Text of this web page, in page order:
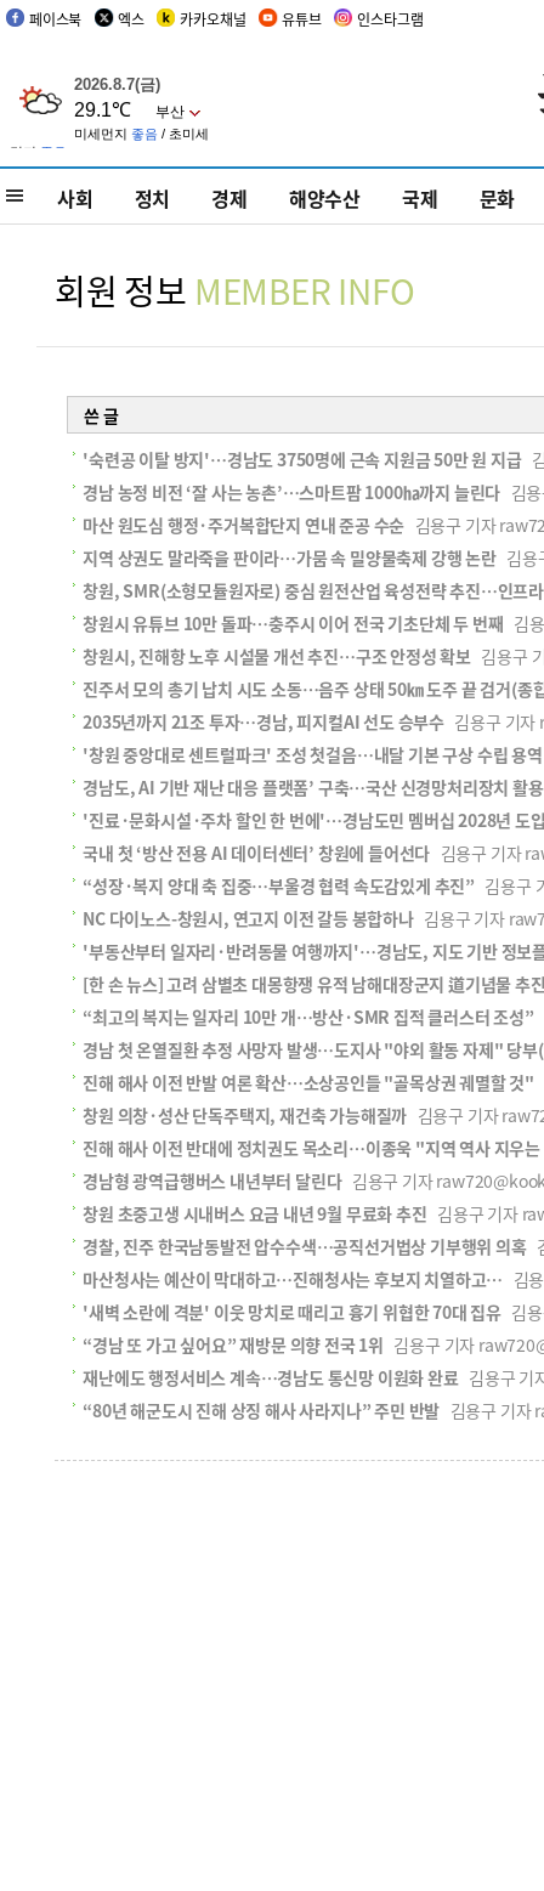
페이스북 엑스 카카오채널 유튜브 인스타그램
사회 정치 경제 해양수산 국제 문화
회원 정보 MEMBER INFO
쓴 글
'숙련공 이탈 방지'…경남도 3750명에 근속 지원금 50만 원 지급김
경남 농정 비전 ‘잘 사는 농촌’…스마트팜 1000㏊까지 늘린다 김
마산 원도심 행정·주거복합단지 연내 준공 수순 김용구 기자
지역 상권도 말라죽을 판이라…가뭄 속 밀양물축제 강행 논란김용
창원, SMR(소형모듈원자로) 중심 원전산업 육성전략 추진…인프
창원시 유튜브 10만 돌파…충주시 이어 전국 기초단체 두 번째 김
창원시, 진해항 노후 시설물 개선 추진…구조 안정성 확보 김용구
진주서 모의 총기 납치 시도 소동…음주 상태 50㎞ 도주 끝 검거(종
2035년까지 21조 투자…경남, 피지컬AI 선도 승부수 김용구 기
'창원 중앙대로 센트럴파크' 조성 첫걸음…내달 기본 구상 수립 용역
경남도, AI 기반 재난 대응 플랫폼’ 구축…국산 신경망처리장치 활용
'진료·문화시설·주차 할인 한 번에'…경남도민 멤버십 2028년 도
국내 첫 ‘방산 전용 AI 데이터센터’ 창원에 들어선다 김용구 기자
“성장·복지 양대 축 집중…부울경 협력 속도감있게 추진” 김용구
NC 다이노스-창원시, 연고지 이전 갈등 봉합하나김용구 기자
'부동산부터 일자리·반려동물 여행까지'…경남도, 지도 기반 정보
[한 손 뉴스] 고려 삼별초 대몽항쟁 유적 남해대장군지 道기념물 추
“최고의 복지는 일자리 10만 개…방산·SMR 집적 클러스터 조성”
경남 첫 온열질환 추정 사망자 발생…도지사 "야외 활동 자제" 당부
진해 해사 이전 반발 여론 확산…소상공인들 "골목상권 궤멸할 것"
창원 의창·성산 단독주택지, 재건축 가능해질까 김용구 기자
진해 해사 이전 반대에 정치권도 목소리…이종욱 "지역 역사 지우
경남형 광역급행버스 내년부터 달린다김용구 기자
창원 초중고생 시내버스 요금 내년 9월 무료화 추진 김용구 기자
경찰, 진주 한국남동발전 압수수색…공직선거법상 기부행위 의혹
마산청사는 예산이 막대하고…진해청사는 후보지 치열하고… 김
'새벽 소란에 격분' 이웃 망치로 때리고 흉기 위협한 70대 집유 김
“경남 또 가고 싶어요” 재방문 의향 전국 1위 김용구 기자
재난에도 행정서비스 계속…경남도 통신망 이원화 완료김용구 기
“80년 해군도시 진해 상징 해사 사라지나” 주민 반발 김용구 기